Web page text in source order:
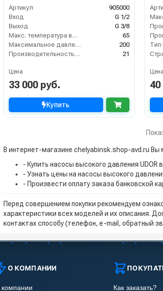
Артикул
905000
Вход
G 1/2
Выход
G 3/8
Макс. температура воды (°C)
65
Максимальное давление (бар)
200
Производительность (л/мин)
21
Цена
33 000 руб.
Купить
Тип
Цена
В интернет-магазине chelyabinsk.shop-avd.ru Вы
- Купить насосы высокого давления UDOR
- Узнать цены на насосы высокого
- Произвести оплату заказа банковской
Перед совершением покупки рекомендуем
характеристики всех моделей и их описания.
контактах способу (телефон, e-mail, обратный
О КОМПАНИИ
Как заказать?